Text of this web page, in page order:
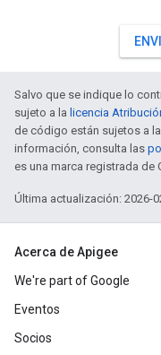
Salvo que se indique lo
sujeto a la licencia
de código están sujetos a la
información, consulta las
es una marca registrada de
Última actualización: 2026-
Acerca de Apigee
We're part of Google
Eventos
Socios